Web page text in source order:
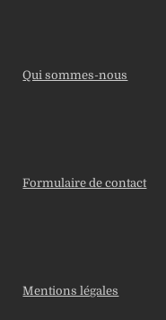
Qui sommes-nous
Formulaire de contact
Mentions légales